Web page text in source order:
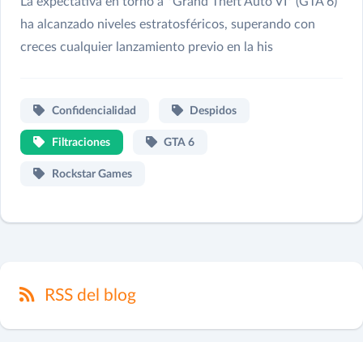
ha alcanzado niveles estratosféricos, superando con
creces cualquier lanzamiento previo en la his
Confidencialidad Despidos
Filtraciones GTA 6
Rockstar Games
RSS del blog